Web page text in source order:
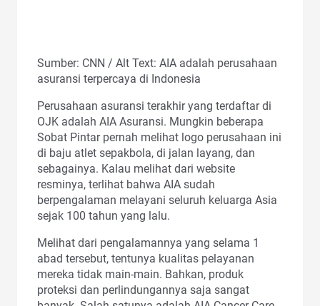
Sumber: CNN / Alt Text: AIA adalah perusahaan
asuransi terpercaya di Indonesia
Perusahaan asuransi terakhir yang terdaftar di
OJK adalah AIA Asuransi. Mungkin beberapa
Sobat Pintar pernah melihat logo perusahaan ini
di baju atlet sepakbola, di jalan layang, dan
sebagainya. Kalau melihat dari website
resminya, terlihat bahwa AIA sudah
berpengalaman melayani seluruh keluarga Asia
sejak 100 tahun yang lalu.
Melihat dari pengalamannya yang selama 1
abad tersebut, tentunya kualitas pelayanan
mereka tidak main-main. Bahkan, produk
proteksi dan perlindungannya saja sangat